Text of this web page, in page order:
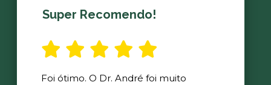
Super Recomendo!
Foi ótimo. O Dr. André foi muito